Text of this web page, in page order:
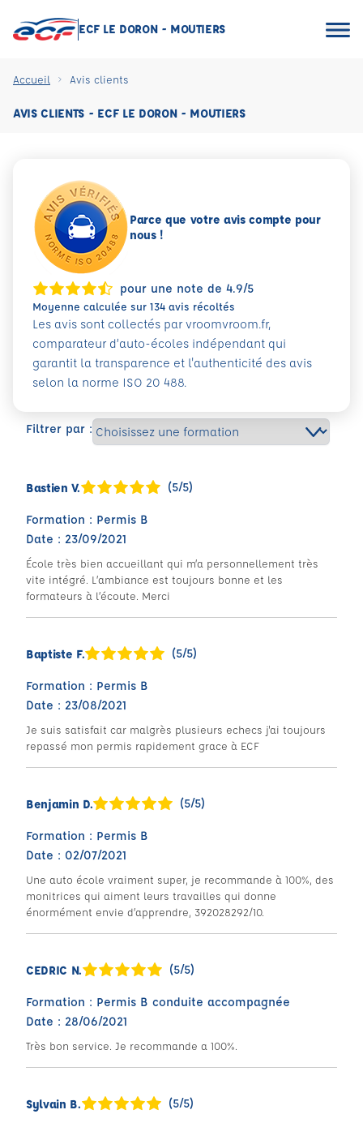
ECF LE DORON - MOUTIERS
Accueil Avis clients
AVIS CLIENTS - ECF LE DORON - MOUTIERS
Filtrer par :
Bastien V. (5/5)
Formation : Permis B
Date : 23/09/2021
École très bien accueillant qui m’a personnellement très
vite intégré. L’ambiance est toujours bonne et les
formateurs à l’écoute. Merci
Baptiste F. (5/5)
Formation : Permis B
Date : 23/08/2021
Je suis satisfait car malgrès plusieurs echecs j'ai toujours
repassé mon permis rapidement grace à ECF
Benjamin D. (5/5)
Formation : Permis B
Date : 02/07/2021
Une auto école vraiment super, je recommande à 100%, des
monitrices qui aiment leurs travailles qui donne
énormément envie d’apprendre, 392028292/10.
CEDRIC N. (5/5)
Formation : Permis B conduite accompagnée
Date : 28/06/2021
Très bon service. Je recommande a 100%.
Sylvain B. (5/5)
Parce que votre avis compte pour
nous !
pour une note de 4.9/5
Moyenne calculée sur 134 avis récoltés
Les avis sont collectés par vroomvroom.fr,
comparateur d’auto-écoles indépendant qui
garantit la transparence et l'authenticité des avis
selon la norme ISO 20 488.